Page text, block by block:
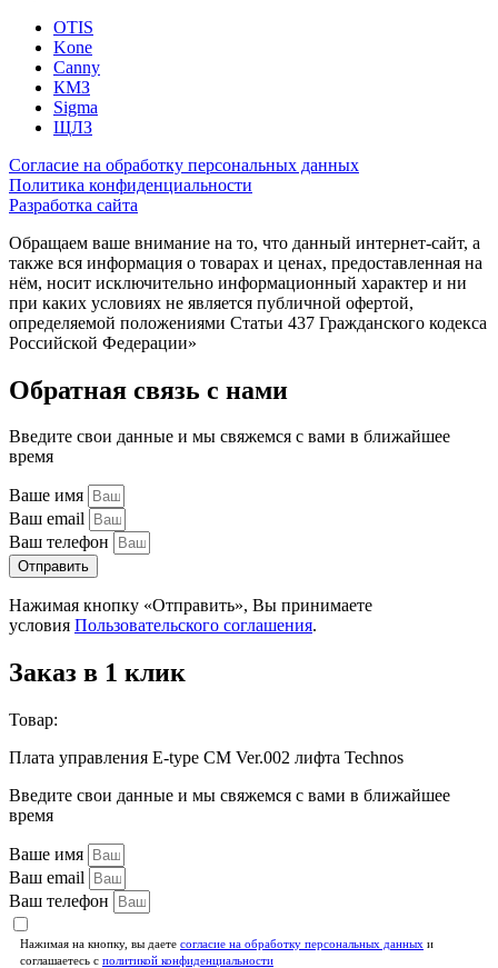
OTIS
Kone
Canny
КМЗ
Sigma
ЩЛЗ
Согласие на обработку персональных данных
Политика конфиденциальности
Разработка сайта
Обращаем ваше внимание на то, что данный интернет-сайт, а
также вся информация о товарах и ценах, предоставленная на
нём, носит исключительно информационный характер и ни
при каких условиях не является публичной офертой,
определяемой положениями Статьи 437 Гражданского кодекса
Российской Федерации»
Обратная связь с нами
Введите свои данные и мы свяжемся с вами в ближайшее
время
Ваше имя
Ваш email
Ваш телефон
Отправить
Нажимая кнопку «Отправить», Вы принимаете
условия Пользовательского соглашения.
Заказ в 1 клик
Товар:
Плата управления E-type CM Ver.002 лифта Technos
Введите свои данные и мы свяжемся с вами в ближайшее
время
Ваше имя
Ваш email
Ваш телефон
Нажимая на кнопку, вы даете согласие на обработку персональных данных и
соглашаетесь c политикой конфиденциальности